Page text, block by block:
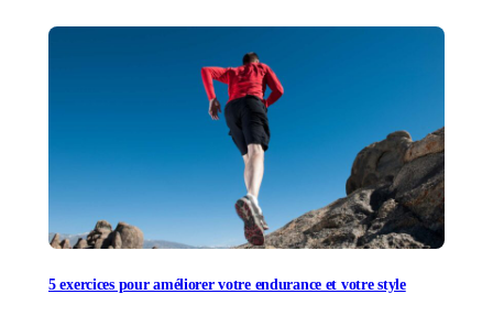
5 exercices pour améliorer votre endurance et votre style